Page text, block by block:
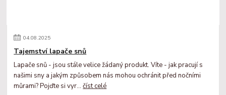
04.08.2025
Tajemství lapače snů
Lapače snů - jsou stále velice žádaný produkt. Víte - jak pracují s
našimi sny a jakým způsobem nás mohou ochránit před nočními
můrami? Pojďte si vyr...číst celé